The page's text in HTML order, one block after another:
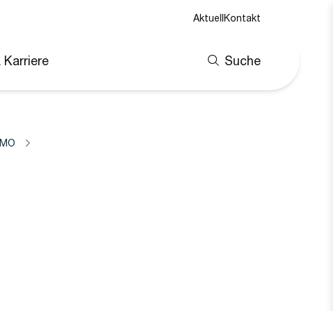
Suche
AktuellKontakt